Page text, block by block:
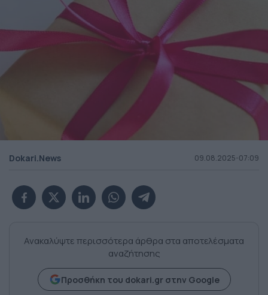
Dokari.News 09.08.2025-07:09
Ανακαλύψτε περισσότερα άρθρα στα αποτελέσματα
αναζήτησης
Προσθήκη του dokari.gr στην Google